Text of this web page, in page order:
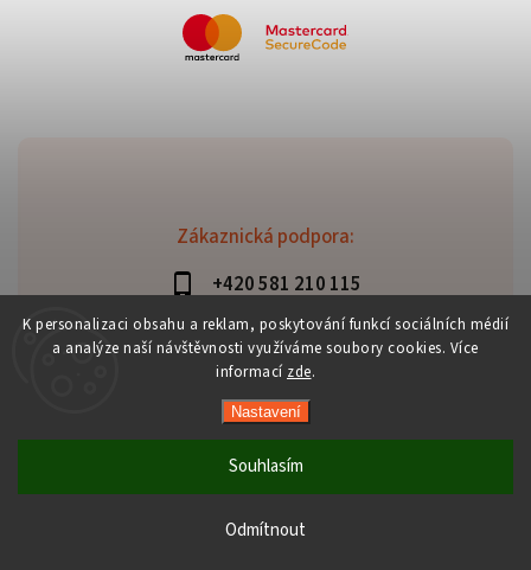
K personalizaci obsahu a reklam, poskytování funkcí sociálních médií
a analýze naší návštěvnosti využíváme soubory cookies. Více
informací zde.
Nastavení
Odmítnout
Souhlasím
Zákaznická podpora:
+420 581 210 115
info@davaztechnik.cz
Copyright 2026Daniš Davaztechnik. Všechna práva